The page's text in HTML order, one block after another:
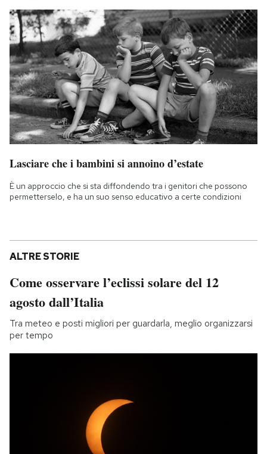
Lasciare che i bambini si annoino d’estate
È un approccio che si sta diffondendo tra i genitori che possono
permetterselo, e ha un suo senso educativo a certe condizioni
ALTRE STORIE
Come osservare l’eclissi solare del 12
agosto dall’Italia
Tra meteo e posti migliori per guardarla, meglio organizzarsi
per tempo